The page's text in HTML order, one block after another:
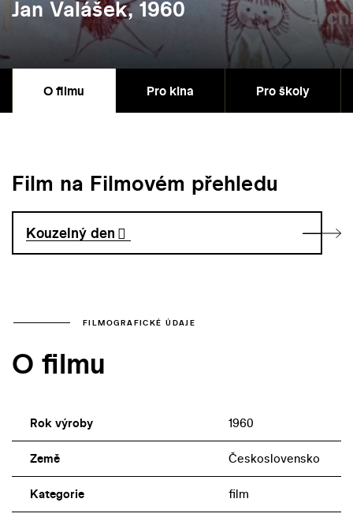
Jan Valášek, 1960
O filmu Pro kina Pro školy
Film na Filmovém přehledu
Kouzelný den
FILMOGRAFICKÉ ÚDAJE
O filmu
Rok výroby 1960
Země Československo
Kategorie film